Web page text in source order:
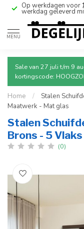
Op werkdagen voor
werkdag geleverd
MENU
Sale van 27 juli t/m 9
kortingscode:
Home /
Stalen
Maatwerk - Mat glas
Stalen
Brons - 5
(0)